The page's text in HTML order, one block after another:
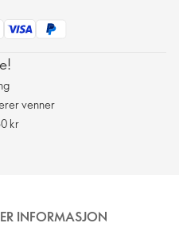
venner
kr
INFORMASJON